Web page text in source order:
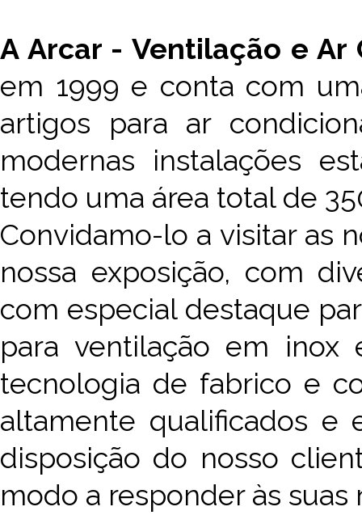
A Arcar - Ventilação e Ar
em 1999 e conta com
artigos para ar
modernas instalações
tendo uma área total de
Convidamo-lo a visitar as
nossa exposição, com
com especial destaque
para ventilação em inox
tecnologia de fabrico e
altamente qualificados e
disposição do nosso
modo a responder às suas